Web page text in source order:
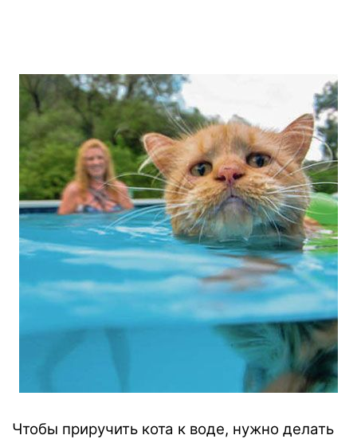
Чтобы приручить кота к воде, нужно делать